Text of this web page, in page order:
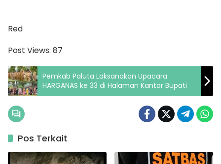
Red
Post Views: 87
Pemkab Paluta Laksanakan Upacara
HARGANAS ke 33 di Halaman Kantor Bupati
Pos Terkait